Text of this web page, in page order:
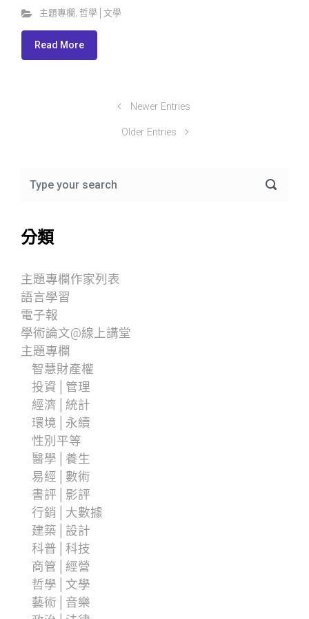
主題專欄 , 哲學│文學
Read More
Newer Entries
Older Entries
分類
主題專欄作家列表
語言學習
電子報
學術論文@線上講堂
主題專欄
智慧財產權
投資│管理
經濟│統計
環境│永續
性別平等
醫學│養生
易經│數術
書評│影評
行銷│大數據
建築│設計
科普│科技
商管│經營
哲學│文學
藝術│音樂